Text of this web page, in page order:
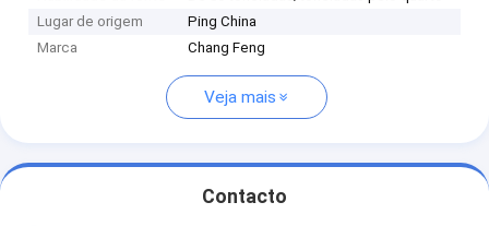
Lugar de origem
Ping China
Marca
Chang Feng
Veja mais
Contacto